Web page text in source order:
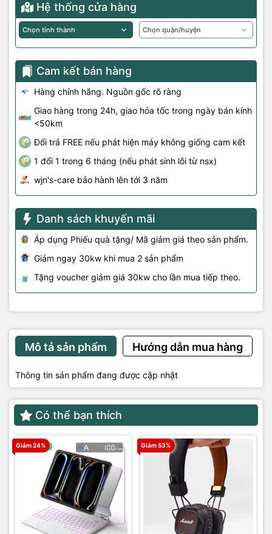
Hệ thống cửa hàng
Cam kết bán hàng
Hàng chính hãng. Nguồn gốc rõ ràng
Giao hàng trong 24h, giao hỏa tốc trong ngày bán kính
<50km
Đổi trả FREE nếu phát hiện máy không giống cam kết
1 đổi 1 trong 6 tháng (nếu phát sinh lỗi từ nsx)
wjn's-care bảo hành lên tới 3 năm
Danh sách khuyến mãi
Áp dụng Phiếu quà tặng/ Mã giảm giá theo sản phẩm.
Giảm ngay 30kw khi mua 2 sản phẩm
Tặng voucher giảm giá 30kw cho lần mua tiếp theo.
Mô tả sản phẩm Hướng dẫn mua hàng
Thông tin sản phẩm đang được cập nhật
Có thể bạn thích
Giảm 24% Giảm 53%